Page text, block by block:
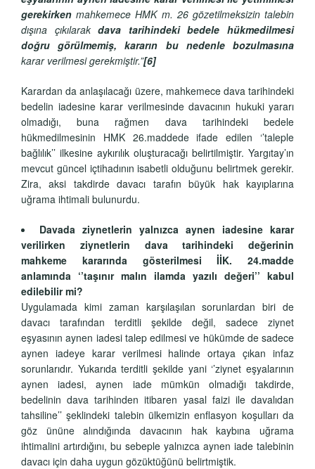
gerekirken mahkemece HMK m. 26 gözetilmeksizin talebin
dışına çıkılarakdava tarihindeki bedele hükmedilmesi
doğru görülmemiş, kararın bu nedenle bozulmasına
karar verilmesi gerekmiştir.”[6]
Karardan da anlaşılacağı üzere, mahkemece dava tarihindeki
bedelin iadesine karar verilmesinde davacının hukuki yararı
olmadığı, buna rağmen dava tarihindeki bedele
hükmedilmesinin HMK 26.maddede ifade edilen ‘’taleple
bağlılık’’ ilkesine aykırılık oluşturacağı belirtilmiştir. Yargıtay’ın
mevcut güncel içtihadının isabetli olduğunu belirtmek gerekir.
Zira, aksi takdirde davacı tarafın büyük hak kayıplarına
uğrama ihtimali bulunurdu.
Davada ziynetlerin yalnızca aynen iadesine karar
verilirken ziynetlerin dava tarihindeki değerinin
mahkeme kararında gösterilmesi İİK. 24.madde
anlamında ‘’taşınır malın ilamda yazılı değeri’’ kabul
edilebilir mi?
Uygulamada kimi zaman karşılaşılan sorunlardan biri de
davacı tarafından terditli şekilde değil, sadece ziynet
eşyasının aynen iadesi talep edilmesi ve hükümde de sadece
aynen iadeye karar verilmesi halinde ortaya çıkan infaz
sorunlarıdır. Yukarıda terditli şekilde yani ‘’ziynet eşyalarının
aynen iadesi, aynen iade mümkün olmadığı takdirde,
bedelinin dava tarihinden itibaren yasal faizi ile davalıdan
tahsiline’’ şeklindeki talebin ülkemizin enflasyon koşulları da
göz ününe alındığında davacının hak kaybına uğrama
ihtimalini artırdığını, bu sebeple yalnızca aynen iade talebinin
davacı için daha uygun gözüktüğünü belirtmiştik.